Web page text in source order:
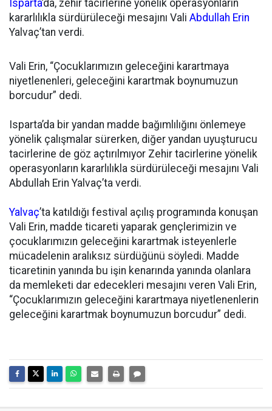
Isparta’da, zehir tacirlerine yönelik operasyonların
kararlılıkla sürdürüleceği mesajını Vali Abdullah Erin
Yalvaç’tan verdi.
Vali Erin, “Çocuklarımızın geleceğini karartmaya
niyetlenenleri, geleceğini karartmak boynumuzun
borcudur” dedi.
Isparta’da bir yandan madde bağımlılığını önlemeye
yönelik çalışmalar sürerken, diğer yandan uyuşturucu
tacirlerine de göz açtırılmıyor Zehir tacirlerine yönelik
operasyonların kararlılıkla sürdürüleceği mesajını Vali
Abdullah Erin Yalvaç’ta verdi.
Yalvaç’ta katıldığı festival açılış programında konuşan
Vali Erin, madde ticareti yaparak gençlerimizin ve
çocuklarımızın geleceğini karartmak isteyenlerle
mücadelenin aralıksız sürdüğünü söyledi. Madde
ticaretinin yanında bu işin kenarında yanında olanlara
da memleketi dar edecekleri mesajını veren Vali Erin,
“Çocuklarımızın geleceğini karartmaya niyetlenenlerin
geleceğini karartmak boynumuzun borcudur” dedi.